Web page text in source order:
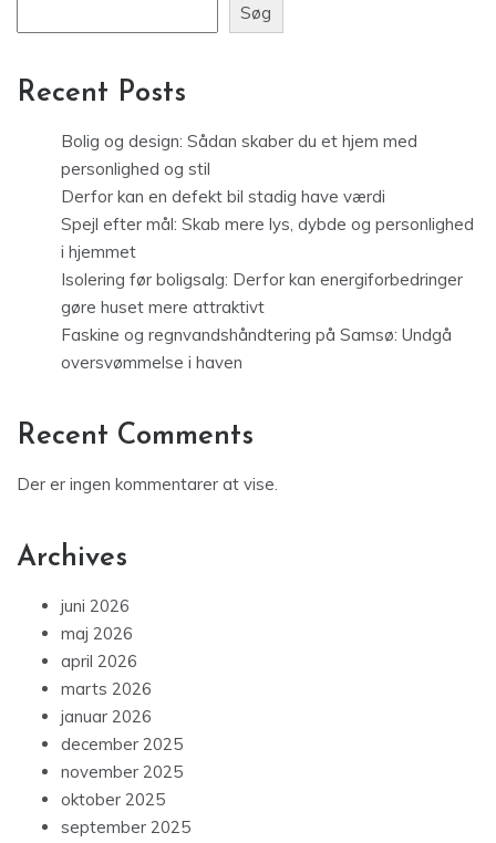
Søg
Recent Posts
Bolig og design: Sådan skaber du et hjem med
personlighed og stil
Derfor kan en defekt bil stadig have værdi
Spejl efter mål: Skab mere lys, dybde og personlighed
i hjemmet
Isolering før boligsalg: Derfor kan energiforbedringer
gøre huset mere attraktivt
Faskine og regnvandshåndtering på Samsø: Undgå
oversvømmelse i haven
Recent Comments
Der er ingen kommentarer at vise.
Archives
juni 2026
maj 2026
april 2026
marts 2026
januar 2026
december 2025
november 2025
oktober 2025
september 2025